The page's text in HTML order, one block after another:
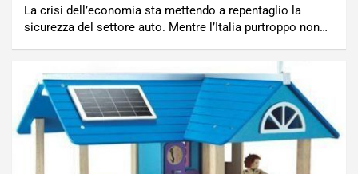
La crisi dell’economia sta mettendo a repentaglio la
sicurezza del settore auto. Mentre l’Italia purtroppo non…